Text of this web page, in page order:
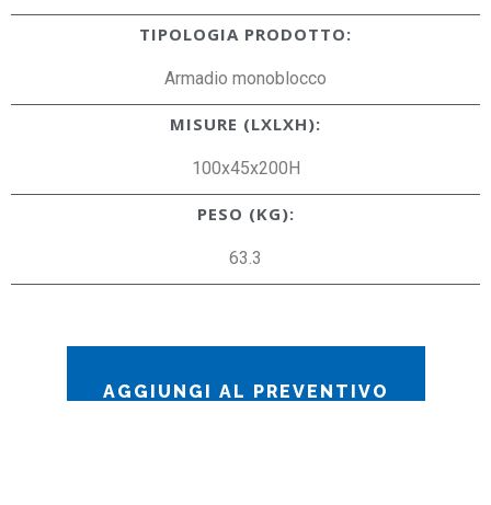
TIPOLOGIA PRODOTTO:
Armadio monoblocco
MISURE (LXLXH):
100x45x200H
PESO (KG):
63.3
AGGIUNGI AL PREVENTIVO